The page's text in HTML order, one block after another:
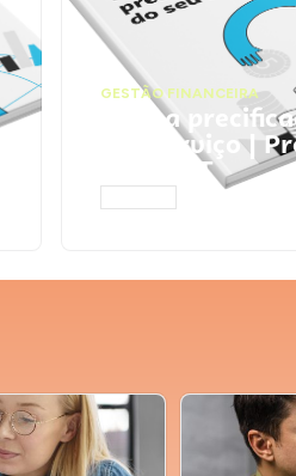
GESTÃO FINANCEIRA
Faça a
seu serviço |
ChatGPT